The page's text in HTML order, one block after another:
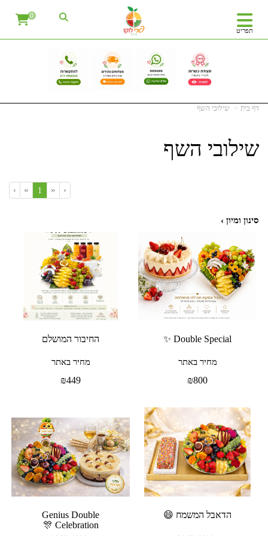
תפריט
0
דף בית שילובי השף
שילובי השף
‹
«
1
»
›
סינון ומיון ›
Double Special ✨
מחיר באתר
₪800
החיבור המושלם
מחיר באתר
₪449
הדאבל המשמח 😄
Genius Double
Celebration 🎊